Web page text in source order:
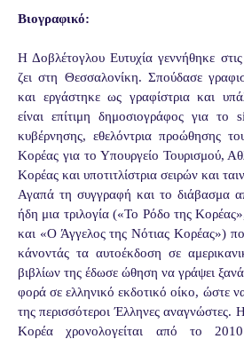
Βιογραφικό:
Η Δοβλέτογλου Ευτυχία γεννήθηκε
ζει στη Θεσσαλονίκη. Σπούδασε
και εργάστηκε ως γραφίστρια και
είναι επίτιμη δημοσιογράφος για το
κυβέρνησης, εθελόντρια προώθησης
Κορέας για το Υπουργείο Τουρισμού,
Κορέας και υποτιτλίστρια σειρών και
Αγαπά τη συγγραφή και το διάβασμα
ήδη μια τριλογία («Το Ρόδο της
και «Ο Άγγελος της Νότιας Κορέας»)
κάνοντάς τα αυτοέκδοση σε
βιβλίων της έδωσε ώθηση να γράψει
φορά σε ελληνικό εκδοτικό οίκο, ώστε
της περισσότεροι Έλληνες αναγνώστες.
Κορέα χρονολογείται από το